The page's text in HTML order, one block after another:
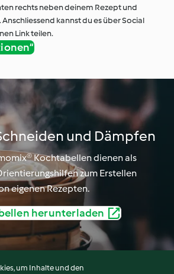
rechts neben deinem Rezept und
Anschliessend kannst du es über Social
Link teilen.
und Dämpfen
Kochtabellen dienen als
zum Erstellen
eigenen Rezepten.
herunterladen
um Inhalte und den